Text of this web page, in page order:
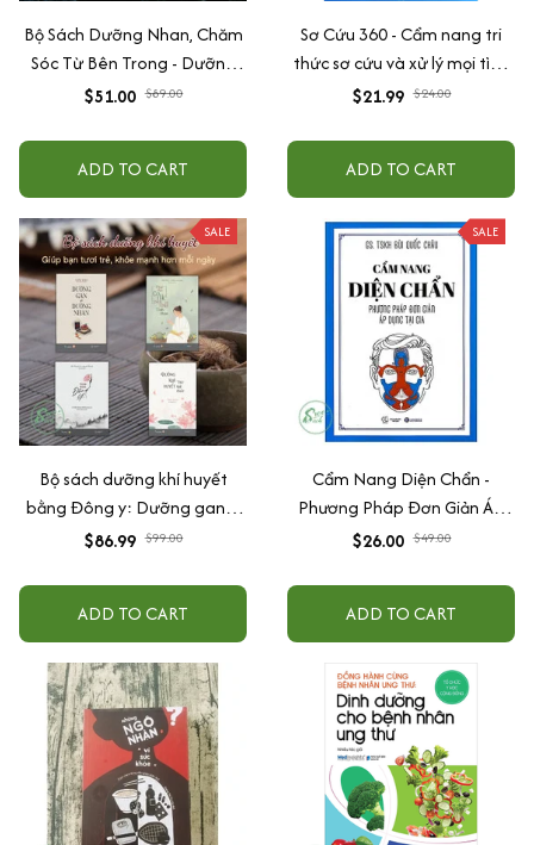
Bộ Sách Dưỡng Nhan, Chăm
Sóc Từ Bên Trong - Dưỡng
Gan Để Dưỡng Nhan +
Chất + Thải Độc Cơ Thể,
Thức Tỉnh Tinh Thần
$51.00 $89.00
ADD TO CART
Sơ Cứu 360 - Cẩm nang tri
thức sơ cứu và xử lý mọi tình
huống
$21.99 $24.00
ADD TO CART
SALE
Bộ sách dưỡng khí huyết
bằng Đông y: Dưỡng gan +
Thải độc + Tinh hoa đông y +
$86.99 $99.00
ADD TO CART
SALE
Cẩm Nang Diện Chẩn -
Phương Pháp Đơn Giản Áp
Dụng Tại Gia
$26.00 $49.00
ADD TO CART